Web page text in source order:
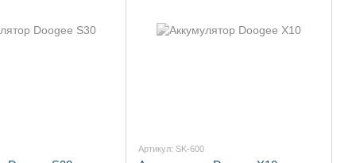
Артикул: SK-600